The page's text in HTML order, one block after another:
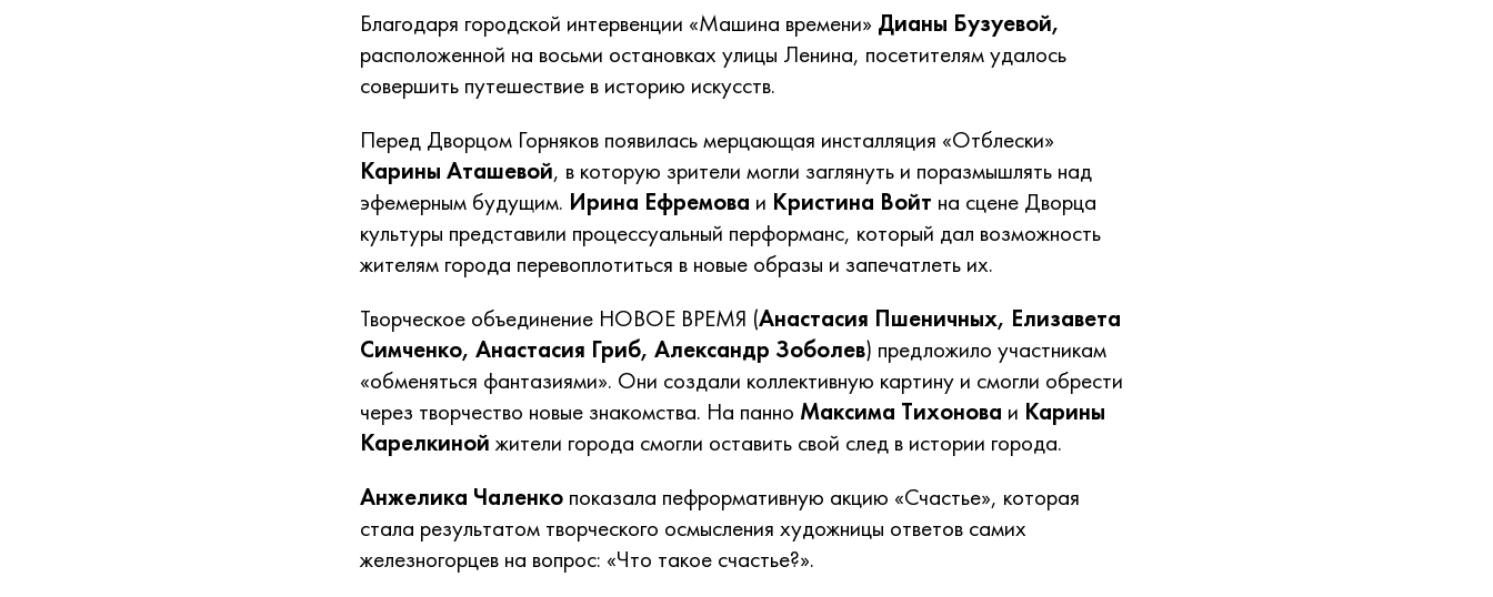
Благодаря городской интервенции «Машина времени» Дианы Бузуевой,
расположенной на восьми остановках улицы Ленина, посетителям удалось
совершить путешествие в историю искусств.
Перед Дворцом Горняков появилась мерцающая инсталляция «Отблески»
Карины Аташевой, в которую зрители могли заглянуть и поразмышлять над
эфемерным будущим. Ирина Ефремова и Кристина Войт на сцене Дворца
культуры представили процессуальный перформанс, который дал возможность
жителям города перевоплотиться в новые образы и запечатлеть их.
Творческое объединение НОВОЕ ВРЕМЯ (Анастасия Пшеничных, Елизавета
Симченко, Анастасия Гриб, Александр Зоболев) предложило участникам
«обменяться фантазиями». Они создали коллективную картину и смогли обрести
через творчество новые знакомства. На панно Максима Тихонова и Карины
Карелкинойжители города смогли оставить свой след в истории города.
Анжелика Чаленко показала пефрормативную акцию «Счастье», которая
стала результатом творческого осмысления художницы ответов самих
железногорцев на вопрос: «Что такое счастье?».